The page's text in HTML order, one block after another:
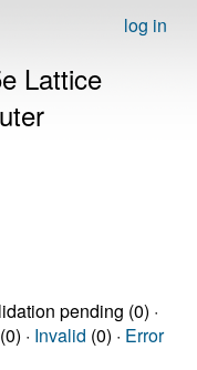
log in
Lattice
pending (0) ·
(0) · Invalid (0) · Error